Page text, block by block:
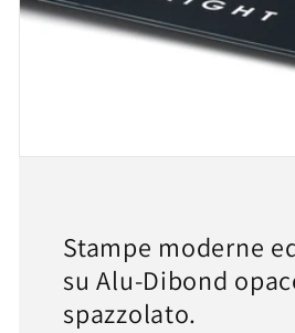
Stampe moderne
su Alu-Dibond
spazzolato.